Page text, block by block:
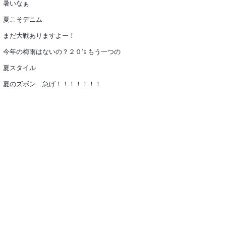
暑いなぁ
夏こそデニム
まだ大戦ありますよー！
今年の梅雨はないの？２０’s もう一つの
夏スタイル
夏のズボン 急げ！！！！！！！